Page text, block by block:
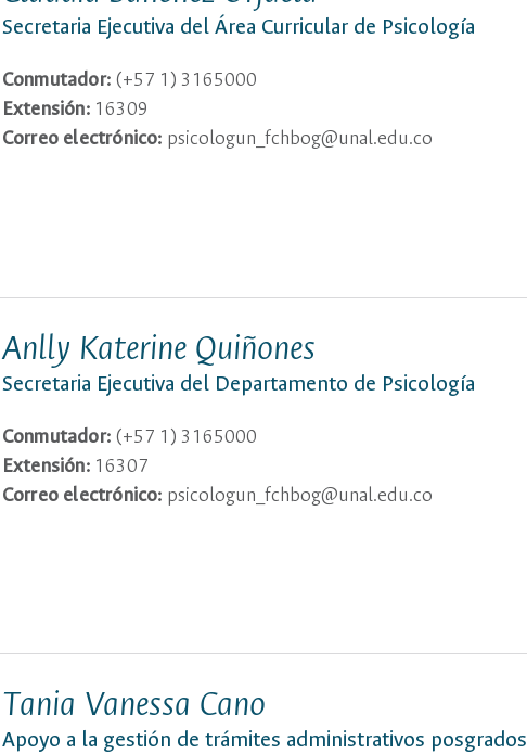
Secretaria Ejecutiva del Área Curricular de Psicología
Conmutador: (+57 1) 3165000
Extensión:16309
Correo electrónico: psicologun_fchbog@unal.edu.co
Anlly Katerine Quiñones
Secretaria Ejecutiva del Departamento de Psicología
Conmutador: (+57 1) 3165000
Extensión:16307
Correo electrónico: psicologun_fchbog@unal.edu.co
Tania Vanessa Cano
Apoyo a la gestión de trámites administrativos posgrados